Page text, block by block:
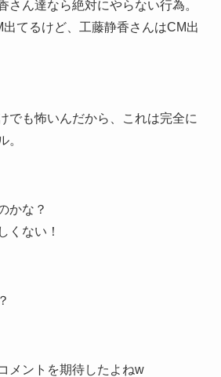
さん達なら絶対にやらない行為。
てるけど、工藤静香さんはCM出
でも怖いんだから、これは完全に
。
かな？
くない！
メントを期待したよねw